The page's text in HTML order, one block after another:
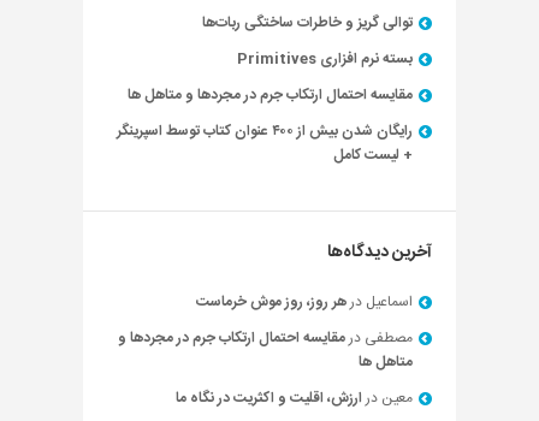
توالی گریز و خاطرات ساختگی ربات‌ها
بسته نرم افزاری Primitives
مقایسه احتمال ارتکاب جرم در مجردها و متاهل ها
رایگان شدن بیش از ۴۰۰ عنوان کتاب توسط اسپرینگر
+ لیست کامل
آخرین دیدگاه‌ها
اسماعیل درهر روز، روز موش خرماست
مصطفی درمقایسه احتمال ارتکاب جرم در مجردها و
متاهل ها
معین درارزش، اقلیت و اکثریت در نگاه ما